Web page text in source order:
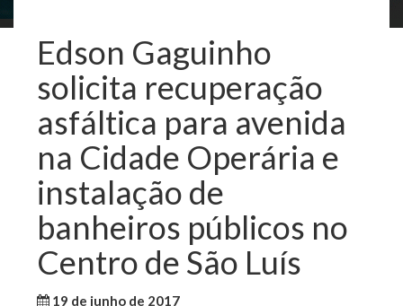
Edson Gaguinho
solicita recuperação
asfáltica para avenida
na Cidade Operária e
instalação de
banheiros públicos no
Centro de São Luís
19 de junho de 2017